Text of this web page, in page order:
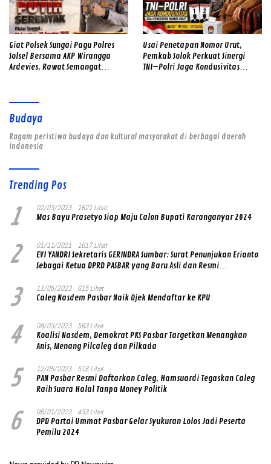
Giat Polsek Sungai Pagu Polres
Solsel Bersama AKP Wirangga
Ardevies, Rawat Semangat
Usai Penetapan Nomor Urut,
Pemkab Solok Perkuat Sinergi
TNI–Polri Jaga Kondusivitas
Budaya
Ragam peristiwa budaya dan kultural masyarakat di berbagai daerah
indonesia
Trending Pos
1 02/03/2023 1621 Lihat
Mas Bayu Prasetyo Siap Maju Calon Bupati Karanganyar 2024
2 01/11/2021 1617 Lihat
EVI YANDRI Sekretaris GERINDRA Sumbar: Surat Penunjukan Erianto
Sebagai Ketua DPRD PASBAR yang Baru Asli dan Resmi
3 11/05/2023 615 Lihat
Caleg Nasdem Pasbar Naik Ojek Mendaftar ke KPU
4 08/03/2023 563 Lihat
Koalisi Nasdem, Demokrat PKS Pasbar Targetkan Menangkan
Anis, Menang Pilcaleg dan Pilkada
5 12/05/2023 516 Lihat
PAN Pasbar Resmi Daftarkan Caleg, Hamsuardi Tegaskan Caleg
Raih Suara Halal Tanpa Money Politik
6 06/01/2023 433 Lihat
DPD Partai Ummat Pasbar Gelar Syukuran Lolos Jadi Peserta
Pemilu 2024